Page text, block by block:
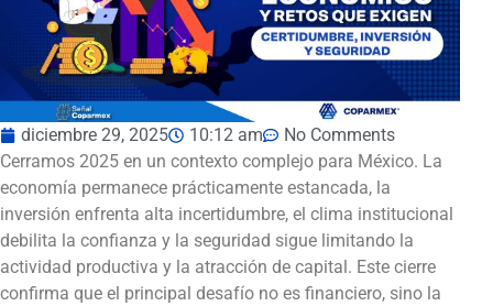
diciembre 29, 2025 10:12 am
No Comments
Cerramos 2025 en un contexto complejo para México. La
economía permanece prácticamente estancada, la
inversión enfrenta alta incertidumbre, el clima institucional
debilita la confianza y la seguridad sigue limitando la
actividad productiva y la atracción de capital. Este cierre
confirma que el principal desafío no es financiero, sino la